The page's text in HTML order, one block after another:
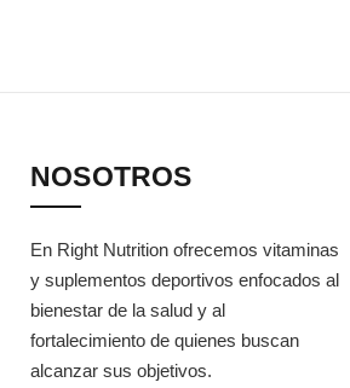
NOSOTROS
En Right Nutrition ofrecemos vitaminas
y suplementos deportivos enfocados al
bienestar de la salud y al
fortalecimiento de quienes buscan
alcanzar sus objetivos.